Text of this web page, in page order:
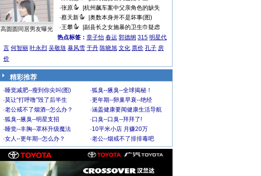
高圆圆同居男友曝光
·张原
杭州飙车案中父亲角色的缺失
·蔡天新
奥数本身并不是坏事(图)
·王攀
副县长之女施暴的卫生巾疑虑
热点标签： 章子怡 春运 郭德纲 315 明星代
言 何智丽 叶永烈 吴敬琏 暴风雪 于丹 陈晓旭 文化 票价 孔子 房
价
精彩推荐
·睡觉减肥--瘦到你尖叫(图) ·狐臭--腋臭--全球揭秘！
·莫让“打呼噜”毁了后半生 ·更年期--卵巢早衰--绝经
·老公戒不了烟酒--怎么办？ ·涵盖健康要闻健康生活导航
·狐臭--腋臭--明星支招 ·口臭--口臭--拜拜了!
·睡觉--丰胸--罩杯升级魔法 ·10平米小店 月赚20万
·女人--更年期--怎么办？ ·老公--烟戒不了排排毒吧